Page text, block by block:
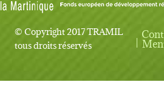
© Copyright 2017 TRAMIL
tous droits réservés